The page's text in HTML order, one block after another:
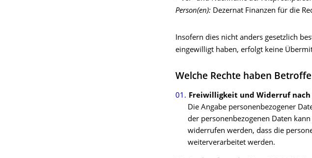
Person(en): Dezernat Finanzen für die
Insofern dies nicht anders gesetzlich
eingewilligt haben, erfolgt keine
Welche Rechte haben
Freiwilligkeit und Widerruf nach
Die Angabe personenbezogener
der personenbezogenen Daten
widerrufen werden, dass die
weiterverarbeitet werden.